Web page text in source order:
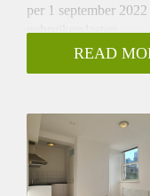
per 1 september
gebruikerslasten.
Omschrijving
Op een prachtige
koelkast met vriezer
appartement heeft
badkamer met
een toilet. Kortom
READ